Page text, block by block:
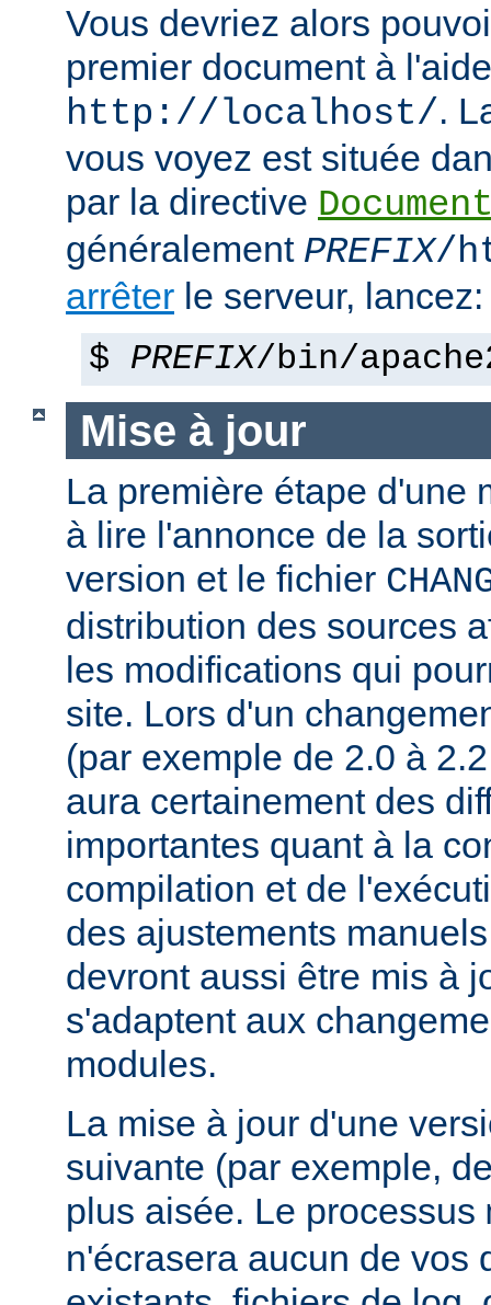
Vous devriez alors
premier document à
http://localhost/.
vous voyez est située
par la directive
généralement PREFIX/
arrêter le serveur, lancez:
$ PREFIX/bin/
Mise à jour
La première étape d'une
à lire l'annonce de la
version et le fichier
distribution des sources
les modifications qui
site. Lors d'un
(par exemple de 2.0 à
aura certainement des
importantes quant à la
compilation et de
des ajustements
devront aussi être mis à
s'adaptent aux
modules.
La mise à jour d'une
suivante (par exemple,
plus aisée. Le processus
n'écrasera aucun de vos